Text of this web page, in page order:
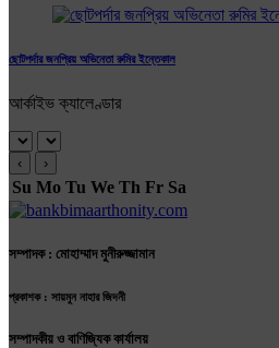
ছোটপর্দার জনপ্রিয় অভিনেতা রুমির ইন্তেকাল
আর্কাইভ ক্যালেণ্ডার
‹ ›
Su Mo Tu We Th Fr Sa
সম্পাদক : মোহাম্মাদ মুনীরুজ্জামান
প্রকাশক : সায়মুন নাহার জিদনী
সম্পাদকীয় ও বাণিজ্যিক কার্যালয়